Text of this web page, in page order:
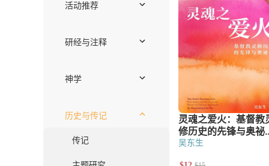
注释书专区
编辑推荐
近期上架
免费电子书
套装优惠
研经与注释
注释
圣经语言
圣经神学
释经
综览
神学
吴东生